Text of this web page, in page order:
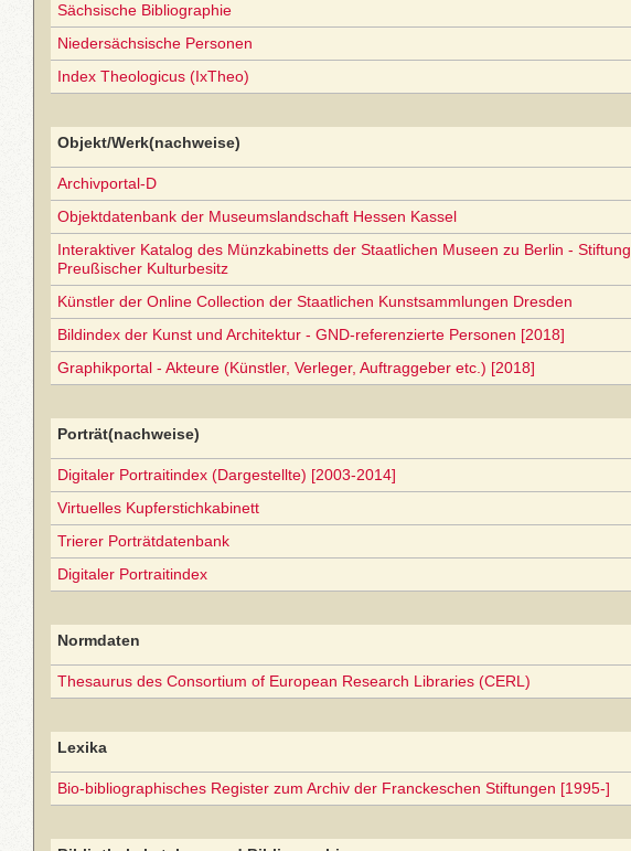
Sächsische Bibliographie
Niedersächsische Personen
Index Theologicus (IxTheo)
Objekt/Werk(nachweise)
Archivportal-D
Objektdatenbank der Museumslandschaft Hessen Kassel
Interaktiver Katalog des Münzkabinetts der Staatlichen Museen zu Berlin - Stiftung
Preußischer Kulturbesitz
Künstler der Online Collection der Staatlichen Kunstsammlungen Dresden
Bildindex der Kunst und Architektur - GND-referenzierte Personen [2018]
Graphikportal - Akteure (Künstler, Verleger, Auftraggeber etc.) [2018]
Porträt(nachweise)
Digitaler Portraitindex (Dargestellte) [2003-2014]
Virtuelles Kupferstichkabinett
Trierer Porträtdatenbank
Digitaler Portraitindex
Normdaten
Thesaurus des Consortium of European Research Libraries (CERL)
Lexika
Bio-bibliographisches Register zum Archiv der Franckeschen Stiftungen [1995-]